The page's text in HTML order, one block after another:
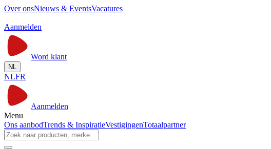
Over onsNieuws & EventsVacatures
Aanmelden
Word klant
NL
NLFR
Aanmelden
Menu
Ons aanbodTrends & InspiratieVestigingenTotaalpartner